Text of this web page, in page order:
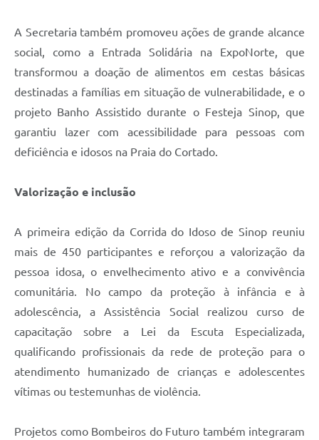
A Secretaria também promoveu ações de grande alcance
social, como a Entrada Solidária na ExpoNorte, que
transformou a doação de alimentos em cestas básicas
destinadas a famílias em situação de vulnerabilidade, e o
projeto Banho Assistido durante o Festeja Sinop, que
garantiu lazer com acessibilidade para pessoas com
deficiência e idosos na Praia do Cortado.
Valorização e inclusão
A primeira edição da Corrida do Idoso de Sinop reuniu
mais de 450 participantes e reforçou a valorização da
pessoa idosa, o envelhecimento ativo e a convivência
comunitária. No campo da proteção à infância e à
adolescência, a Assistência Social realizou curso de
capacitação sobre a Lei da Escuta Especializada,
qualificando profissionais da rede de proteção para o
atendimento humanizado de crianças e adolescentes
vítimas ou testemunhas de violência.
Projetos como Bombeiros do Futuro também integraram